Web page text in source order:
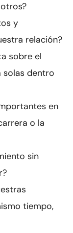
y
relación?
sobre el
solas dentro
en
o la
sin
tiempo,